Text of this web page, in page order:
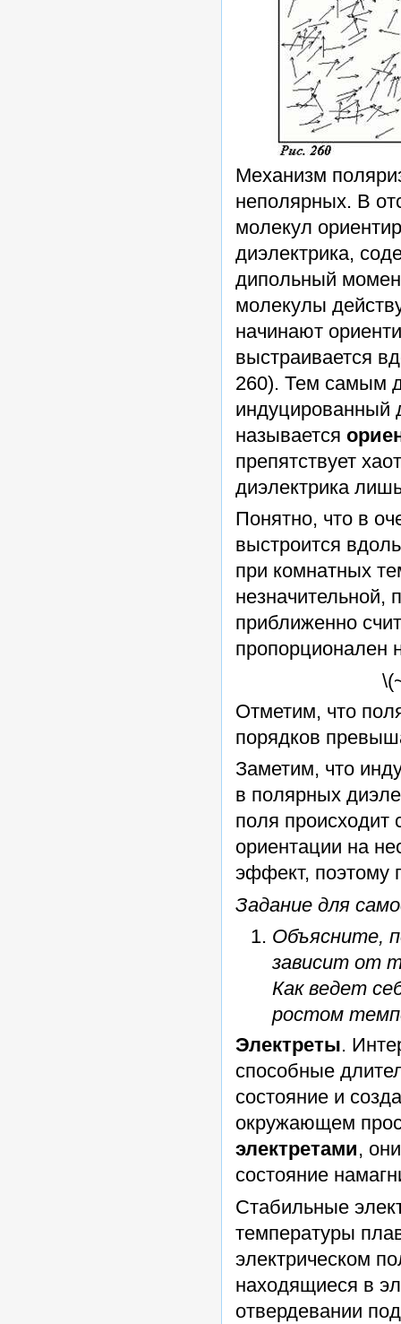
Механизм
неполярных. В
молекул
диэлектрика,
дипольный
молекулы
начинают
выстраивается
260). Тем самым
индуцированный
называется
препятствует
диэлектрика
Понятно, что в
выстроится
при комнатных
незначительной,
приближенно
пропорционален
Отметим, что
порядков
Заметим, что
в полярных
поля
ориентации на
эффект, поэтому
Задание для
Объясните,
зависит от
Как ведет
ростом
Электреты.
способные
состояние и
окружающем
электретами,
состояние
Стабильные
температуры
электрическом
находящиеся в
отвердевании